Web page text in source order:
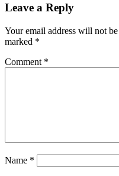
Leave a Reply
Your email address will not
marked *
Comment *
Name *